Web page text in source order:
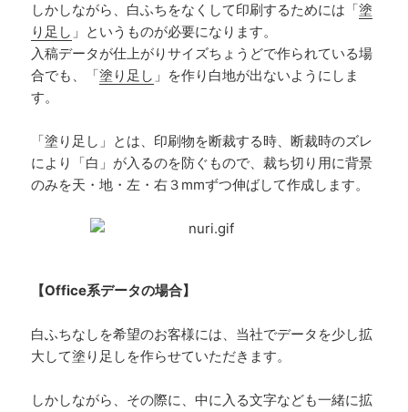
しかしながら、白ふちをなくして印刷するためには「塗
り足し 」というものが必要になります。
入稿データが仕上がりサイズちょうどで作られている場
合でも、「塗り足し 」を作り白地が出ないようにしま
す。
「塗り足し」とは、印刷物を断裁する時、断裁時のズレ
により「白」が入るのを防ぐもので、裁ち切り用に背景
のみを天・地・左・右３mmずつ伸ばして作成します。
【Office系データの場合】
白ふちなしを希望のお客様には、当社でデータを少し拡
大して塗り足しを作らせていただきます。
しかしながら、その際に、中に入る文字なども一緒に拡